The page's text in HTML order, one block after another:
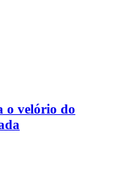
o velório do